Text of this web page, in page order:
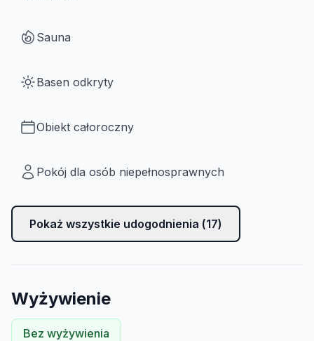
Sauna
Basen odkryty
Obiekt całoroczny
Pokój dla osób niepełnosprawnych
Pokaż wszystkie udogodnienia (17)
Wyżywienie
Bez wyżywienia